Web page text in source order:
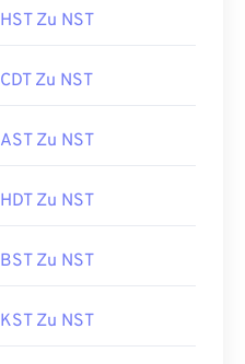
HST Zu NST
CDT Zu NST
AST Zu NST
HDT Zu NST
BST Zu NST
KST Zu NST